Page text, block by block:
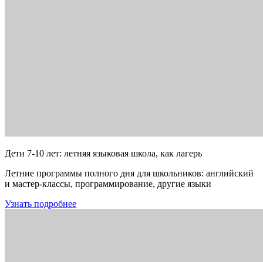
Дети 7-10 лет: летняя языковая школа, как лагерь
Летние программы полного дня для школьников: английский
и мастер-классы, программирование, другие языки
Узнать подробнее